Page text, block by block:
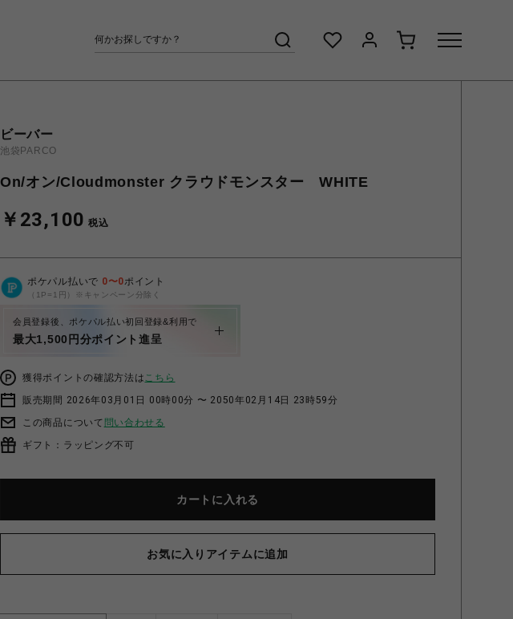
ビーバー
池袋PARCO
On/オン/Cloudmonster クラウドモンスター WHITE
￥23,100 税込
ポケパル払いで 0〜0ポイント
（1P=1円）※キャンペーン分除く
会員登録後、ポケパル払い初回登録&利用で
最大1,500円分ポイント進呈
獲得ポイントの確認方法はこちら
販売期間 2026年03月01日 00時00分 〜 2050年02月14日 23時59分
この商品について 問い合わせる
ギフト：ラッピング不可
カートに入れる
お気に入りアイテムに追加